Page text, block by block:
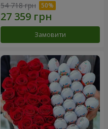
54 718 грн
Замовити